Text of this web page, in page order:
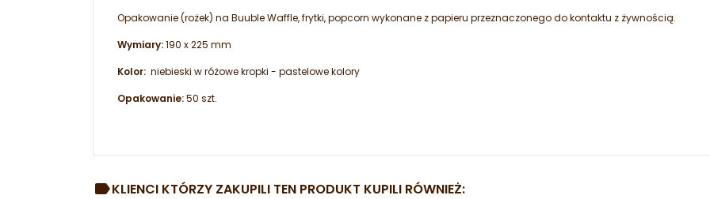
Opakowanie (rożek) na Buuble Waffle, frytki, popcorn wykonane z papieru przeznaczonego do kontaktu z żywnością.
Wymiary:190 x 225 mm
Kolor: niebieski w różowe kropki - pastelowe kolory
Opakowanie:50 szt.
KLIENCI KTÓRZY ZAKUPILI TEN PRODUKT KUPILI RÓWNIEŻ: